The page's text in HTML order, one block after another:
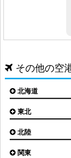
その他の空
北海道
札幌(新千歳)空港
旭川空港
オホーツク紋別空港
東北
仙台空港
北陸
小松空港
関東